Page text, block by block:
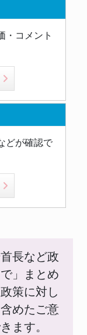
・コメント
どが確認で
長など政
」まとめ
策に対し
めたご意
ます。